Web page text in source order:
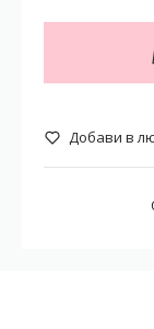
Добави в